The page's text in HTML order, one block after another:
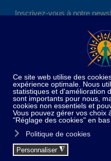
Inscrivez-vous à notre